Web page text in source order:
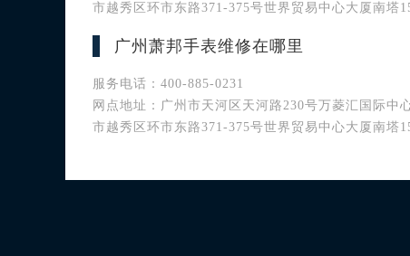
市越秀区环市东路371-375号世界贸易中心大厦南塔
广州萧邦手表维修在哪里
服务电话：400-885-0231
网点地址：广州市天河区天河路230号万菱汇国际中
市越秀区环市东路371-375号世界贸易中心大厦南塔